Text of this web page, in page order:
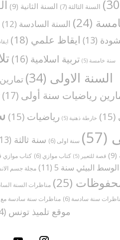
السنة الثالثة (7) السنة الثانية (9)
(24) السنة السادسة (12)
(13) ايقاظ علمي (18)
سنة خامسة (5) تربية اسلامية (16)
السنة الاولى (34) تمارين
رياضيات سنة أولى (17)
(15) خارطة ذهنية (5) رياضيات (15)
(57) سنة اولى (6) سنة ثالثة (13)
(9) قصة للتعبير (5) كتاب موازي (6) كتاب موازي
البيئي سنة 5 (11) مجلة جسم
(25) مناظرات السنة
سنة سادسة (6)
موقع تلميذ تونس (14)